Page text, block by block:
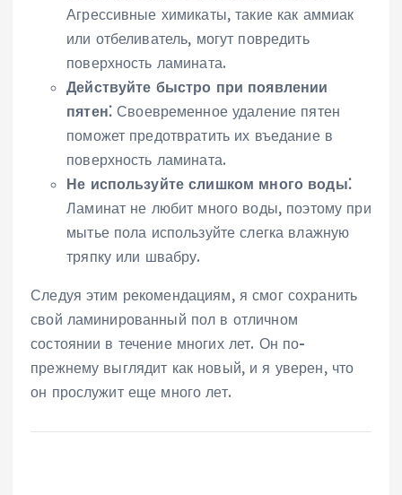
Агрессивные химикаты, такие как аммиак
или отбеливатель, могут повредить
поверхность ламината.
Действуйте быстро при появлении
пятен⁚Своевременное удаление пятен
поможет предотвратить их въедание в
поверхность ламината.
Не используйте слишком много воды⁚
Ламинат не любит много воды, поэтому при
мытье пола используйте слегка влажную
тряпку или швабру.
Следуя этим рекомендациям, я смог сохранить
свой ламинированный пол в отличном
состоянии в течение многих лет. Он по-
прежнему выглядит как новый, и я уверен, что
он прослужит еще много лет.